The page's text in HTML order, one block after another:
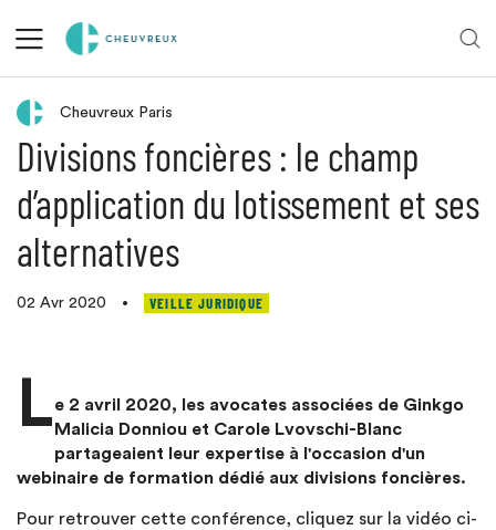
Veille juridique
Cheuvreux Paris
Divisions foncières : le champ
d’application du lotissement et ses
alternatives
02 Avr 2020 • VEILLE JURIDIQUE
Le 2 avril 2020, les avocates associées de Ginkgo
Malicia Donniou et Carole Lvovschi-Blanc
partageaient leur expertise à l'occasion d'un
webinaire de formation dédié aux divisions foncières.
Pour retrouver cette conférence, cliquez sur la vidéo ci-